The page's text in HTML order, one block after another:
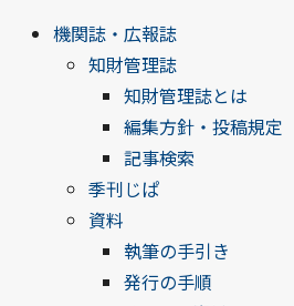
機関誌・広報誌
知財管理誌
知財管理誌とは
編集方針・投稿規定
記事検索
季刊じぱ
資料
執筆の手引き
発行の手順